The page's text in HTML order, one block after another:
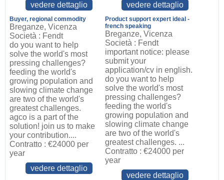
vedere dettaglio
vedere dettaglio
Buyer, regional commodity
Breganze, Vicenza
Società : Fendt
do you want to help
solve the world's most
pressing challenges?
feeding the world's
growing population and
slowing climate change
are two of the world's
greatest challenges.
agco is a part of the
solution! join us to make
your contribution....
Contratto : €24000 per
year
vedere dettaglio
Product support expert ideal -
french speaking
Breganze, Vicenza
Società : Fendt
important notice: please
submit your
application/cv in english.
do you want to help
solve the world's most
pressing challenges?
feeding the world's
growing population and
slowing climate change
are two of the world's
greatest challenges. ...
Contratto : €24000 per
year
vedere dettaglio